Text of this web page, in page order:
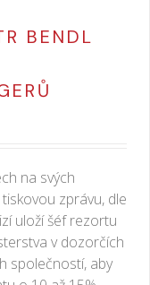
BENDL
na svých
zprávu, dle
uloží šéf rezortu
v dozorčích
společností, aby